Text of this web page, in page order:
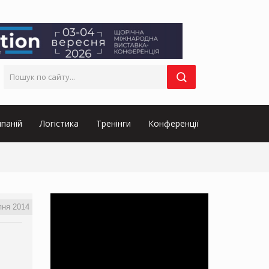
Логістика Тренінги Конференції
2014